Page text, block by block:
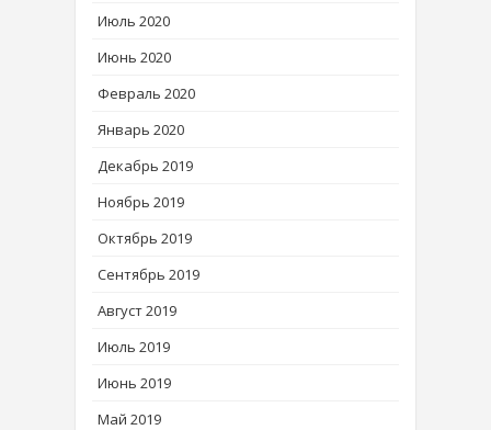
Июль 2020
Июнь 2020
Февраль 2020
Январь 2020
Декабрь 2019
Ноябрь 2019
Октябрь 2019
Сентябрь 2019
Август 2019
Июль 2019
Июнь 2019
Май 2019